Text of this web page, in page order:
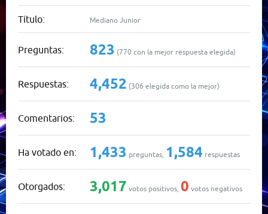
Título: Mediano Junior
Preguntas: 823 (770 con la mejor respuesta elegida)
Respuestas: 4,452 (306 elegida como la mejor)
Comentarios: 53
Ha votado en: 1,433 preguntas, 1,584 respuestas
Otorgados: 3,017 votos positivos, 0 votos negativos